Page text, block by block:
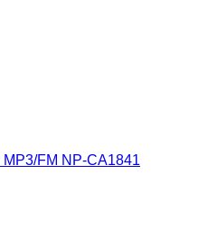
FM NP-CA1841